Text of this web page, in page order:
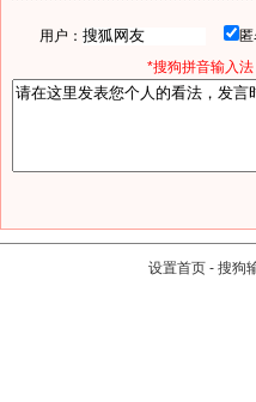
用户：
*搜狗拼音输入
设置首页 - 搜狗